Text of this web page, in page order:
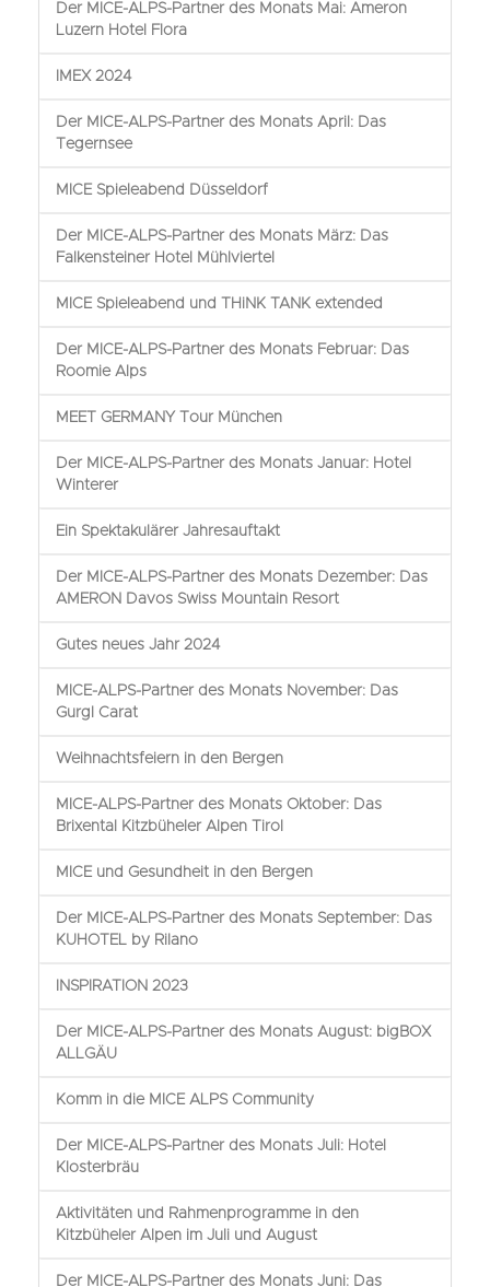
Der MICE-ALPS-Partner des Monats Mai: Ameron
Luzern Hotel Flora
IMEX 2024
Der MICE-ALPS-Partner des Monats April: Das
Tegernsee
MICE Spieleabend Düsseldorf
Der MICE-ALPS-Partner des Monats März: Das
Falkensteiner Hotel Mühlviertel
MICE Spieleabend und THiNK TANK extended
Der MICE-ALPS-Partner des Monats Februar: Das
Roomie Alps
MEET GERMANY Tour München
Der MICE-ALPS-Partner des Monats Januar: Hotel
Winterer
Ein Spektakulärer Jahresauftakt
Der MICE-ALPS-Partner des Monats Dezember: Das
AMERON Davos Swiss Mountain Resort
Gutes neues Jahr 2024
MICE-ALPS-Partner des Monats November: Das
Gurgl Carat
Weihnachtsfeiern in den Bergen
MICE-ALPS-Partner des Monats Oktober: Das
Brixental Kitzbüheler Alpen Tirol
MICE und Gesundheit in den Bergen
Der MICE-ALPS-Partner des Monats September: Das
KUHOTEL by Rilano
INSPIRATION 2023
Der MICE-ALPS-Partner des Monats August: bigBOX
ALLGÄU
Komm in die MICE ALPS Community
Der MICE-ALPS-Partner des Monats Juli: Hotel
Klosterbräu
Aktivitäten und Rahmenprogramme in den
Kitzbüheler Alpen im Juli und August
Der MICE-ALPS-Partner des Monats Juni: Das